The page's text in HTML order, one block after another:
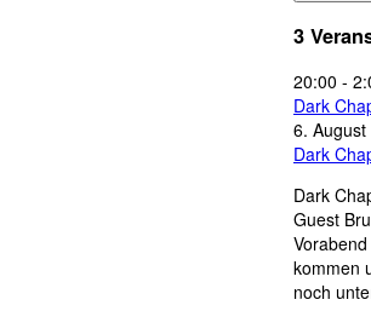
3
20:00 -
Dark
6.
Dark
Dark
Guest
kommen
noch